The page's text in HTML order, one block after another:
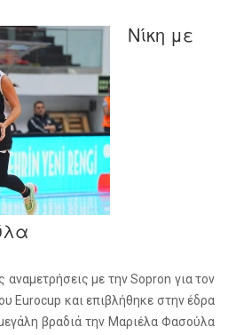
Νίκη με
αναμετρήσεις με την Sopron για τον
Eurocup και επιβλήθηκε στην έδρα
βραδιά την Μαριέλα Φασούλα